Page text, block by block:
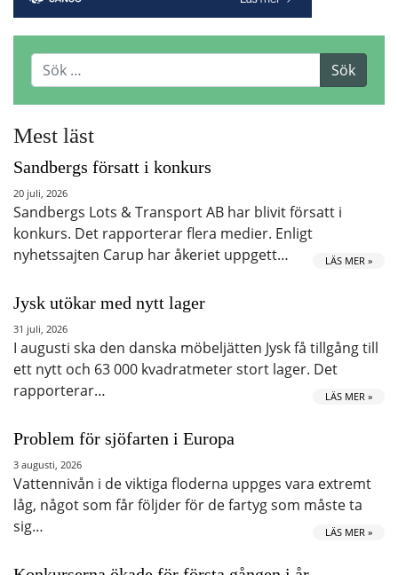
Mest läst
Sandbergs försatt i konkurs
20 juli, 2026
Sandbergs Lots & Transport AB har blivit försatt i
konkurs. Det rapporterar flera medier. Enligt
nyhetssajten Carup har åkeriet uppgett…
LÄS MER »
Jysk utökar med nytt lager
31 juli, 2026
I augusti ska den danska möbeljätten Jysk få tillgång till
ett nytt och 63 000 kvadratmeter stort lager. Det
rapporterar…
LÄS MER »
Problem för sjöfarten i Europa
3 augusti, 2026
Vattennivån i de viktiga floderna uppges vara extremt
låg, något som får följder för de fartyg som måste ta
sig…
LÄS MER »